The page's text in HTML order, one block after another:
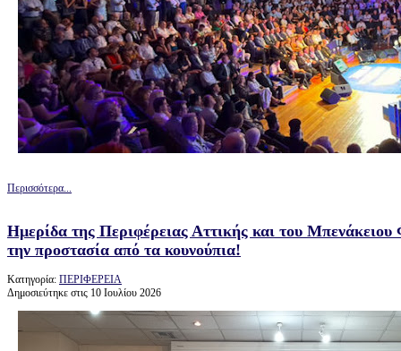
Περισσότερα...
Ημερίδα της Περιφέρειας Αττικής και του Μπενάκειου
την προστασία από τα κουνούπια!
Κατηγορία: ΠΕΡΙΦΕΡΕΙΑ
Δημοσιεύτηκε στις 10 Ιουλίου 2026